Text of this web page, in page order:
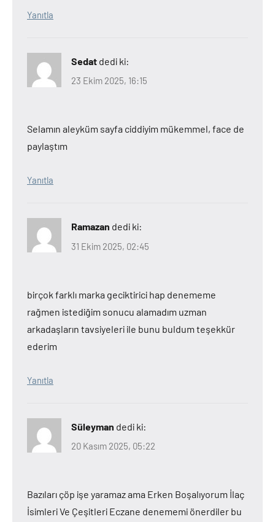
Yanıtla
Sedat dedi ki:
23 Ekim 2025, 16:15
Selamın aleyküm sayfa ciddiyim mükemmel, face de
paylaştım
Yanıtla
Ramazan dedi ki:
31 Ekim 2025, 02:45
birçok farklı marka geciktirici hap denememe
rağmen istediğim sonucu alamadım uzman
arkadaşların tavsiyeleri ile bunu buldum teşekkür
ederim
Yanıtla
Süleyman dedi ki:
20 Kasım 2025, 05:22
Bazıları çöp işe yaramaz ama Erken Boşalıyorum İlaç
İsimleri Ve Çeşitleri Eczane denememi önerdiler bu